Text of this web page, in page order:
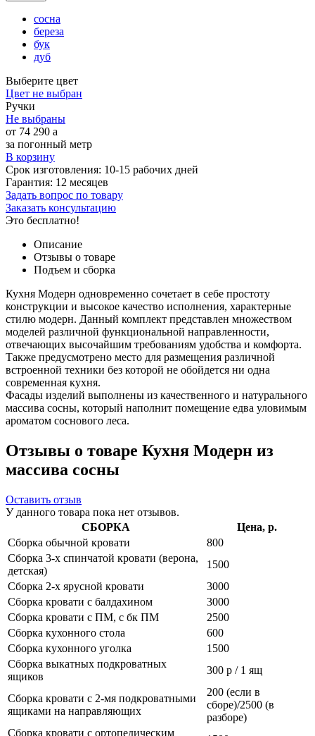
сосна
береза
бук
дуб
Выберите цвет
Цвет не выбран
Ручки
Не выбраны
от 74 290 a
за погонный метр
В корзину
Срок изготовления: 10-15 рабочих дней
Гарантия: 12 месяцев
Задать вопрос по товару
Заказать консультацию
Это бесплатно!
Описание
Отзывы о товаре
Подъем и сборка
Кухня Модерн одновременно сочетает в себе простоту
конструкции и высокое качество исполнения, характерные
стилю модерн. Данный комплект представлен множеством
моделей различной функциональной направленности,
отвечающих высочайшим требованиям удобства и комфорта.
Также предусмотрено место для размещения различной
встроенной техники без которой не обойдется ни одна
современная кухня.
Фасады изделий выполнены из качественного и натурального
массива сосны, который наполнит помещение едва уловимым
ароматом соснового леса.
Отзывы о товаре Кухня Модерн из
массива сосны
Оставить отзыв
У данного товара пока нет отзывов.
СБОРКА
Цена, р.
Сборка обычной кровати
800
Сборка 3-х спинчатой кровати (верона,
детская)
1500
Сборка 2-х ярусной кровати
3000
Сборка кровати с балдахином
3000
Сборка кровати с ПМ, с бк ПМ
2500
Сборка кухонного стола
600
Сборка кухонного уголка
1500
Сборка выкатных подкроватных
ящиков
300 р / 1 ящ
Сборка кровати с 2-мя подкроватными
ящиками на направляющих
200 (если в
сборе)/2500 (в
разборе)
Сборка кровати с ортопедическим